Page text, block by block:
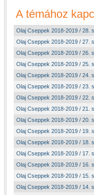
A témához
Olaj Cseppek 2018-2019 / 28.
Olaj Cseppek 2018-2019 / 27.
Olaj Cseppek 2018-2019 / 26.
Olaj Cseppek 2018-2019 / 25.
Olaj Cseppek 2018-2019 / 24.
Olaj Cseppek 2018-2019 / 23.
Olaj Cseppek 2018-2019 / 22.
Olaj Cseppek 2018-2019 / 21.
Olaj Cseppek 2018-2019 / 20.
Olaj Cseppek 2018-2019 / 19.
Olaj Cseppek 2018-2019 / 18.
Olaj Cseppek 2018-2019 / 17.
Olaj Cseppek 2018-2019 / 16.
Olaj Cseppek 2018-2019 / 15.
Olaj Cseppek 2018-2019 / 14.